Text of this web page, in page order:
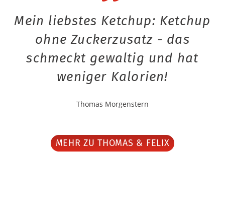
Mein liebstes Ketchup: Ketchup
ohne Zuckerzusatz - das
schmeckt gewaltig und hat
weniger Kalorien!
Thomas Morgenstern
MEHR ZU THOMAS & FELIX